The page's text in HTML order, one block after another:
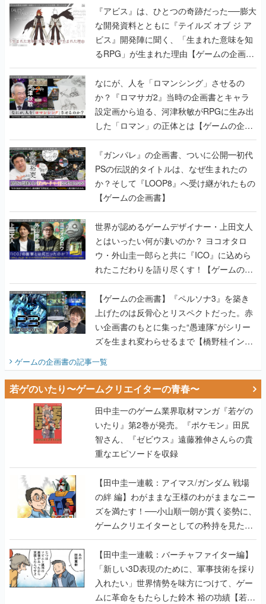
『アビス』は、ひとつの奇跡だった──膨大
な開発資料とともに『テイルズ オブ ジ ア
ビス』開発陣に聞く、「生まれた意味を知
るRPG」が生まれた理由【ゲームの企画
書】
なにが、人を「ロマンシング」させるの
か？『ロマサガ2』当時の企画書とキャラ
設定画から迫る、河津秋敏がRPGに生み出
した「ロマン」の正体とは【ゲームの企画
書】
『ガンパレ』の企画書、ついに公開━初代
PSの伝説的タイトルは、なぜ生まれたの
か？そして『LOOP8』へ受け継がれたもの
【ゲームの企画書】
世界が認めるゲームデザイナー・上田文人
とはいったい何が凄いのか？ ヨコオタロ
ウ・外山圭一郎らと共に『ICO』に込めら
れたこだわりを語り尽くす！【ゲームの企
画書】
【ゲームの企画書】『ペルソナ3』を築き
上げたのは反骨心とリスペクトだった。赤
い企画書のもとに集った“愚連隊”がシリー
ズを生まれ変わらせるまで【橋野桂インタ
ビュー】
ゲームの企画書の記事一覧
若ゲのいたり〜ゲームクリエイターの青春〜
田中圭一のゲーム業界取材マンガ『若ゲの
いたり』第2巻が発売。『ポケモン』田尻
智さん、『ゼビウス』遠藤雅伸さんらの貴
重なエピソードを収録
【田中圭一連載：アイマス/ガンダム 戦場
の絆 編】わがままな王様のわがままなニー
ズを満たす！──小山順一朗が貫く姿勢に、
ゲームクリエイターとしての矜持を見た
【若ゲのいたり最終回】
【田中圭一連載：バーチャファイター編】
「新しい3D表現のために、軍事技術を採り
入れたい」世界情勢を味方につけて、ゲー
ムに革命をもたらした鈴木 裕の功績【若ゲ